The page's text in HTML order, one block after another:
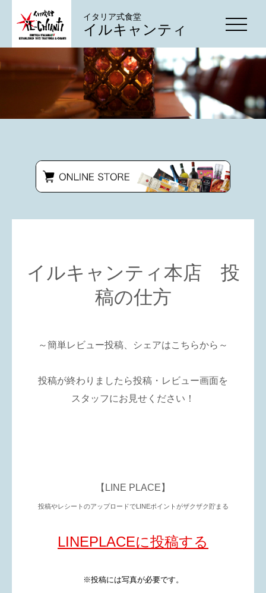
イタリア式食堂
イルキャンティ
イルキャンティ本店 投
稿の仕方
～簡単レビュー投稿、シェアはこちらから～
投稿が終わりましたら投稿・レビュー画面を
スタッフにお見せください！
【LINE PLACE】
投稿やレシートのアップロードでLINEポイントがザクザク貯まる
LINEPLACEに投稿する
※投稿には写真が必要です。